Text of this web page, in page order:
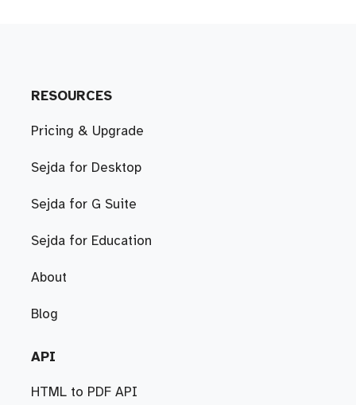
RESOURCES
Pricing & Upgrade
Sejda for Desktop
Sejda for G Suite
Sejda for Education
About
Blog
API
HTML to PDF API